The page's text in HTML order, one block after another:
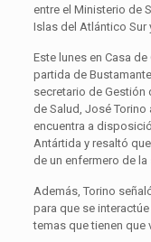
entre el Ministerio de
Islas del Atlántico Sur
Este lunes en Casa
partida de
secretario de Gestión
de Salud, José
encuentra a
Antártida y resaltó
de un enfermero de
Además, Torino
para que se
temas que tienen que